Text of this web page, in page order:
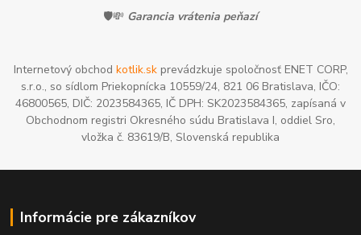
🛡️💸 Garancia vrátenia peňazí
Internetový obchod kotlik.skprevádzkuje spoločnosť ENET CORP,
s.r.o., so sídlom Priekopnícka 10559/24, 821 06 Bratislava, IČO:
46800565, DIČ: 2023584365, IČ DPH: SK2023584365, zapísaná v
Obchodnom registri Okresného súdu Bratislava I, oddiel Sro,
vložka č. 83619/B, Slovenská republika
Informácie pre zákazníkov